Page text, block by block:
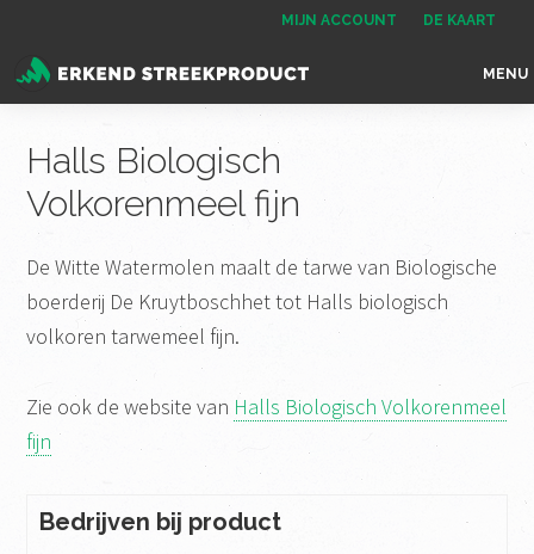
naar
de
naar
de
inhoud
naar
de
MIJN ACCOUNT DE KAART
Erkend
het
enige
onafhankelijke
landelijke
voor
streekproducten
MENU
Halls Biologisch
Volkorenmeel fijn
De Witte Watermolen maalt de tarwe van Biologische
boerderij De Kruytboschhet tot Halls biologisch
volkoren tarwemeel fijn.
Zie ook de website van Halls Biologisch Volkorenmeel
fijn
Bedrijven bij product